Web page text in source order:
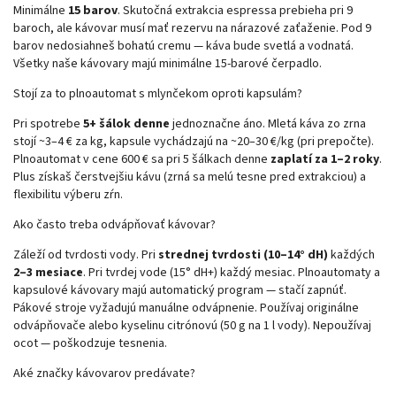
Minimálne 15 barov. Skutočná extrakcia espressa prebieha pri 9
baroch, ale kávovar musí mať rezervu na nárazové zaťaženie. Pod 9
barov nedosiahneš bohatú cremu — káva bude svetlá a vodnatá.
Všetky naše kávovary majú minimálne 15-barové čerpadlo.
Stojí za to plnoautomat s mlynčekom oproti kapsulám?
Pri spotrebe 5+ šálok denne jednoznačne áno. Mletá káva zo zrna
stojí ~3–4 € za kg, kapsule vychádzajú na ~20–30 €/kg (pri prepočte).
Plnoautomat v cene 600 € sa pri 5 šálkach denne zaplatí za 1–2 roky.
Plus získaš čerstvejšiu kávu (zrná sa melú tesne pred extrakciou) a
flexibilitu výberu zŕn.
Ako často treba odvápňovať kávovar?
Záleží od tvrdosti vody. Pri strednej tvrdosti (10–14° dH) každých
2–3 mesiace. Pri tvrdej vode (15° dH+) každý mesiac. Plnoautomaty a
kapsulové kávovary majú automatický program — stačí zapnúť.
Pákové stroje vyžadujú manuálne odvápnenie. Používaj originálne
odvápňovače alebo kyselinu citrónovú (50 g na 1 l vody). Nepoužívaj
ocot — poškodzuje tesnenia.
Aké značky kávovarov predávate?